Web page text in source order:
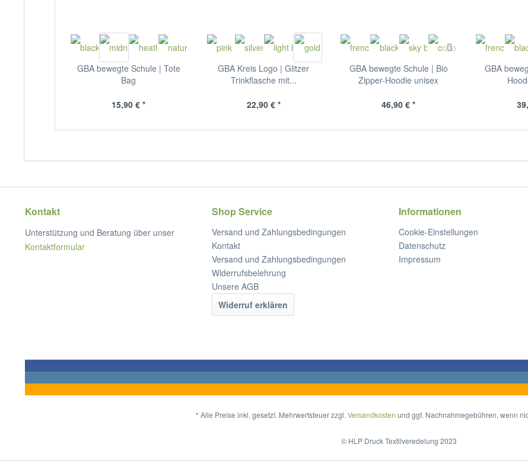
GBA bewegte Schule | Tote
Bag
15,90 € *
GBA Kreis Logo | Glitzer
Trinkflasche mit...
22,90 € *
GBA bewegte Schule | Bio
Zipper-Hoodie unisex
46,90 € *
GBA
Kontakt
Unterstützung und Beratung über unser
Kontaktformular
Shop Service
Versand und Zahlungsbedingungen
Kontakt
Versand und Zahlungsbedingungen
Widerrufsbelehrung
Unsere AGB
Widerruf erklären
Informationen
Cookie-Einstellungen
Datenschutz
Impressum
* Alle Preise inkl. gesetzl. Mehrwertsteuer zzgl. Versandkosten und ggf. Nachnahmegebühren, wenn
© HLP Druck Textilveredelung 2023